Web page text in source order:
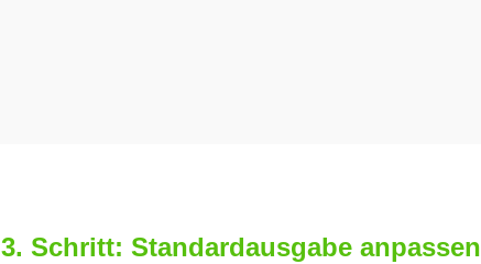
3. Schritt: Standardausgabe anpassen